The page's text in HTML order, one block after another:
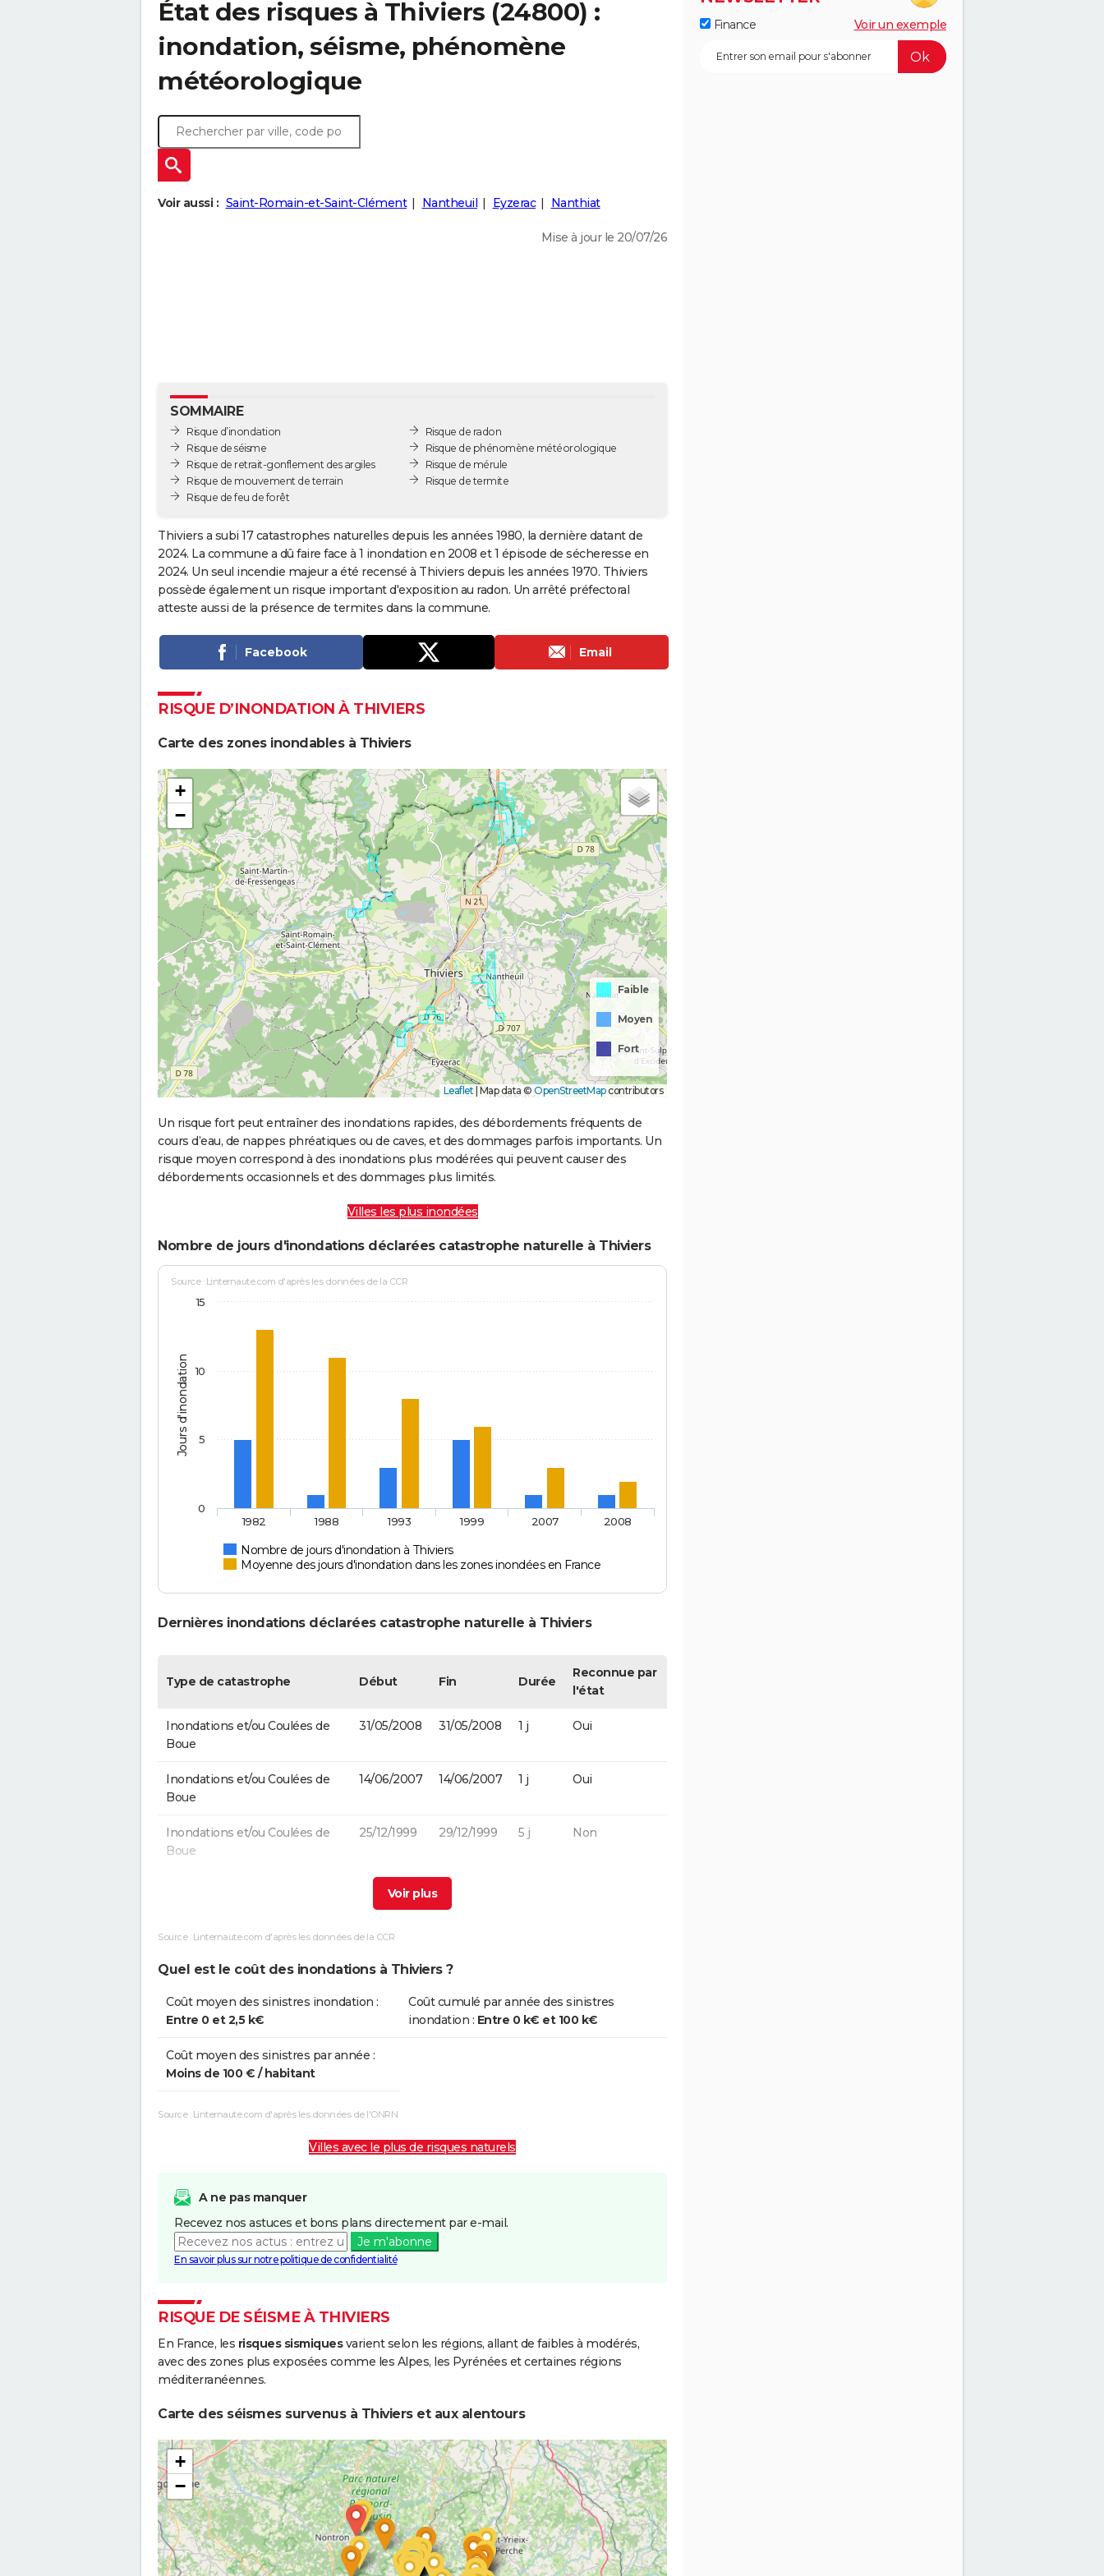
État des risques à Thiviers (24800) :
inondation, séisme, phénomène
météorologique
Voir aussi : Saint-Romain-et-Saint-Clément Nantheuil Eyzerac Nanthiat
Mise à jour le 20/07/26
SOMMAIRE
Risque d’inondation
Risque de séisme
Risque de retrait-gonflement des argiles
Risque de mouvement de terrain
Risque de feu de forêt
Risque de radon
Risque de phénomène météorologique
Risque de mérule
Risque de termite
Thiviers a subi 17 catastrophes naturelles depuis les années 1980, la dernière datant de
2024. La commune a dû faire face à 1 inondation en 2008 et 1 épisode de sécheresse en
2024. Un seul incendie majeur a été recensé à Thiviers depuis les années 1970. Thiviers
possède également un risque important d'exposition au radon. Un arrêté préfectoral
atteste aussi de la présence de termites dans la commune.
Facebook Email
RISQUE D’INONDATION À THIVIERS
Carte des zones inondables à Thiviers
+
−
Faible
Moyen
Fort
Leaflet | Map data © OpenStreetMapcontributors
Un risque fort peut entraîner des inondations rapides, des débordements fréquents de
cours d’eau, de nappes phréatiques ou de caves, et des dommages parfois importants. Un
risque moyen correspond à des inondations plus modérées qui peuvent causer des
débordements occasionnels et des dommages plus limités.
Villes les plus inondées
Nombre de jours d'inondations déclarées catastrophe naturelle à Thiviers
Jours d'inondation
Source : Linternaute.com d'après les données de la CCR
Nombre de jours d'inondation à Thiviers
Moyenne des jours d'inondation dans les zones inondées en France
1982 1988 1993 1999 2007 2008
0
5
10
15
Dernières inondations déclarées catastrophe naturelle à Thiviers
Type de catastrophe Début Fin Durée
Reconnue par
l'état
Inondations et/ou Coulées de
Boue
31/05/2008 31/05/2008 1 j Oui
Inondations et/ou Coulées de
Boue
14/06/2007 14/06/2007 1 j Oui
Inondations et/ou Coulées de
Boue
25/12/1999 29/12/1999 5 j Non
22/09/1993 24/09/1993
Inondations et/ou Coulées de
16/06/1988
Boue
Source : Linternaute.com d'après les données de la CCR
Quel est le coût des inondations à Thiviers ?
Coût moyen des sinistres inondation :
Entre 0 et 2,5 k€
Coût cumulé par année des sinistres
inondation : Entre 0 k€ et 100 k€
Coût moyen des sinistres par année :
Moins de 100 € / habitant
Source : Linternaute.com d'après les données de l'ONRN
Villes avec le plus de risques naturels
A ne pas manquer
Recevez nos astuces et bons plans directement par e-mail.
Je m'abonne
En savoir plus sur notre politique de confidentialité
RISQUE DE SÉISME À THIVIERS
En France, les risques sismiquesvarient selon les régions, allant de faibles à modérés,
avec des zones plus exposées comme les Alpes, les Pyrénées et certaines régions
méditerranéennes.
Carte des séismes survenus à Thiviers et aux alentours
+
−
Finance Voir un exemple